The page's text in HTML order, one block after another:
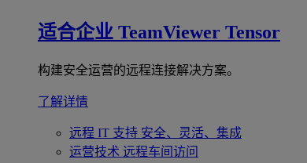
适合企业 TeamViewer Tensor
构建安全运营的远程连接解决方案。
了解详情
远程 IT 支持 安全、灵活、集成
运营技术 远程车间访问